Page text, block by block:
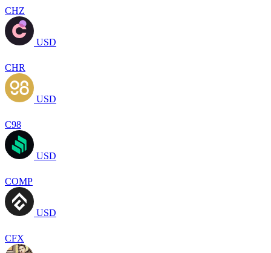
CHZ
USD
CHR
USD
C98
USD
COMP
USD
CFX